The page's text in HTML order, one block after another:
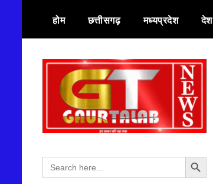
content
होम छत्तीसगढ़ मध्यप्रदेश देश
गौरतलब न्यूज
Search
for:
Search Button